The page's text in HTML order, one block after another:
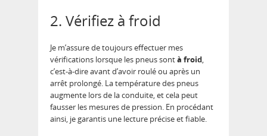
2. Vérifiez à froid
Je m’assure de toujours effectuer mes
vérifications lorsque les pneus sontà froid,
c’est-à-dire avant d’avoir roulé ou après un
arrêt prolongé. La température des pneus
augmente lors de la conduite, et cela peut
fausser les mesures de pression. En procédant
ainsi, je garantis une lecture précise et fiable.